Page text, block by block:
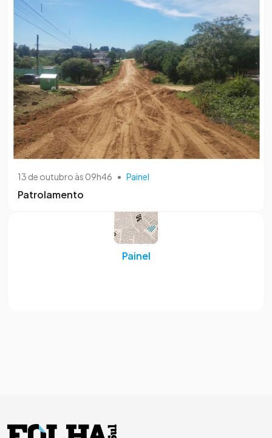
13 de outubro às 09h46 • Painel
Patrolamento
Painel